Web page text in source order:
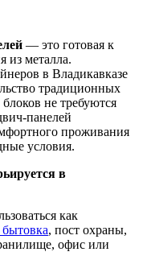
— это готовая к
из металла.
в Владикавказе
традиционных
не требуются
панелей
проживания
условия.
в
как
бытовка, пост охраны,
офис или